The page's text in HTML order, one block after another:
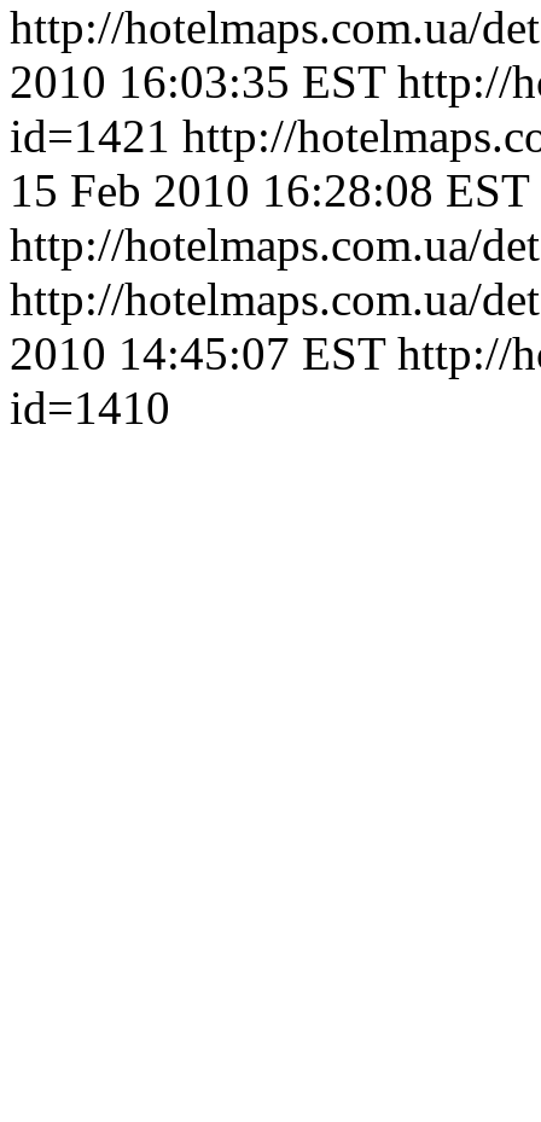
http://hotelmaps.com.ua/
2010 16:03:35 EST http://
id=1421 http://
15 Feb 2010 16:28:08 EST
http://hotelmaps.com.ua/
http://hotelmaps.com.ua/
2010 14:45:07 EST http://
id=1410